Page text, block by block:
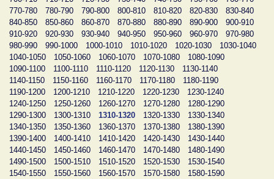
770-780
780-790 790-800 800-810 810-820 820-830
830-840
840-850
850-860 860-870 870-880 880-890 890-900
900-910
910-920
920-930 930-940 940-950 950-960 960-970
970-980
980-990
990-1000 1000-1010 1010-1020 1020-1030
1030-1040
1040-1050
1050-1060 1060-1070 1070-1080
1080-1090
1090-1100
1100-1110 1110-1120 1120-1130
1130-1140
1140-1150
1150-1160 1160-1170 1170-1180
1180-1190
1190-1200
1200-1210 1210-1220 1220-1230
1230-1240
1240-1250
1250-1260 1260-1270 1270-1280
1280-1290
1290-1300
1300-1310 1310-1320 1320-1330
1330-1340
1340-1350
1350-1360 1360-1370 1370-1380
1380-1390
1390-1400
1400-1410 1410-1420 1420-1430
1430-1440
1440-1450
1450-1460 1460-1470 1470-1480
1480-1490
1490-1500
1500-1510 1510-1520 1520-1530
1530-1540
1540-1550
1550-1560 1560-1570 1570-1580
1580-1590